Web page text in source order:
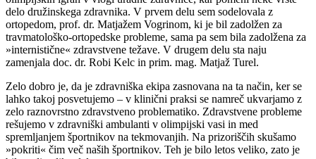
delo družinskega zdravnika. V prvem delu sem sodelovala z
ortopedom, prof. dr. Matjažem Vogrinom, ki je bil zadolžen za
travmatološko-ortopedske probleme, sama pa sem bila zadolžena za
»internistične« zdravstvene težave. V drugem delu sta naju
zamenjala doc. dr. Robi Kelc in prim. mag. Matjaž Turel.
Zelo dobro je, da je zdravniška ekipa zasnovana na ta način, ker se
lahko takoj posvetujemo – v klinični praksi se namreč ukvarjamo z
zelo raznovrstno zdravstveno problematiko. Zdravstvene probleme
rešujemo v zdravniški ambulanti v olimpijski vasi in med
spremljanjem športnikov na tekmovanjih. Na prizoriščih skušamo
»pokriti« čim več naših športnikov. Teh je bilo letos veliko, zato je